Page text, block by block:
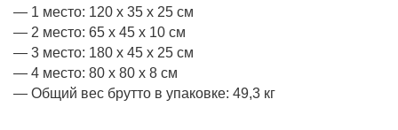
— 1 место: 120 x 35 x 25 см
— 2 место: 65 x 45 x 10 см
— 3 место: 180 x 45 x 25 см
— 4 место: 80 х 80 х 8 см
— Общий вес брутто в упаковке: 49,3 кг